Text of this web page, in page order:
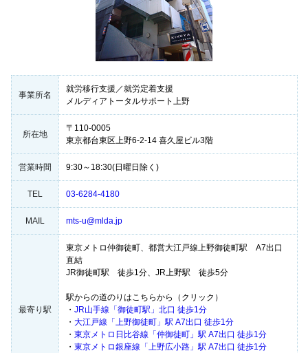
事業所名
就労移行支援／就労定着支援
メルディアトータルサポート上野
所在地
〒110-0005
東京都台東区上野6-2-14 喜久屋ビル3階
営業時間 9:30～18:30(日曜日除く)
TEL 03-6284-4180
MAIL mts-u@mlda.jp
最寄り駅
東京メトロ仲御徒町、都営大江戸線上野御徒町駅 A7出口
直結
JR御徒町駅 徒歩1分、JR上野駅 徒歩5分
駅からの道のりはこちらから（クリック）
・ JR山手線「御徒町駅」北口 徒歩1分
・ 大江戸線「上野御徒町」駅 A7出口 徒歩1分
・ 東京メトロ日比谷線「仲御徒町」駅 A7出口 徒歩1分
・ 東京メトロ銀座線「上野広小路」駅 A7出口 徒歩1分